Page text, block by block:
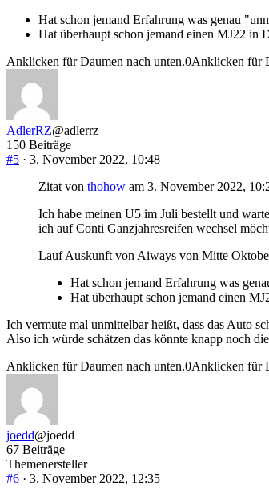
Hat schon jemand Erfahrung was genau
Hat überhaupt schon jemand einen MJ22 in
Anklicken für Daumen nach unten.0Anklicken für
AdlerRZ@adlerrz
150 Beiträge
#5 · 3. November 2022, 10:48
Zitat von thohow am 3. November 2022,
Ich habe meinen U5 im Juli bestellt und
ich auf Conti Ganzjahresreifen wechsel
Lauf Auskunft von Aiways von Mitte
Hat schon jemand Erfahrung was
Hat überhaupt schon jemand einen
Ich vermute mal unmittelbar heißt, dass das Auto
Also ich würde schätzen das könnte knapp noch
Anklicken für Daumen nach unten.0Anklicken für
joedd@joedd
67 Beiträge
Themenersteller
#6 · 3. November 2022, 12:35